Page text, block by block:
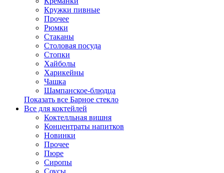
Кружки пивные
Прочее
Рюмки
Стаканы
Столовая посуда
Стопки
Хайболы
Харикейны
Чашка
Шампанское-блюдца
Показать все Барное стекло
Все для коктейлей
Коктелльная вишня
Концентраты напитков
Новинки
Прочее
Пюре
Сиропы
Соусы